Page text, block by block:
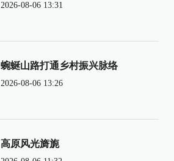
2026-08-06 13:31
蜿蜒山路打通乡村振兴脉络
2026-08-06 13:26
高原风光旖旎